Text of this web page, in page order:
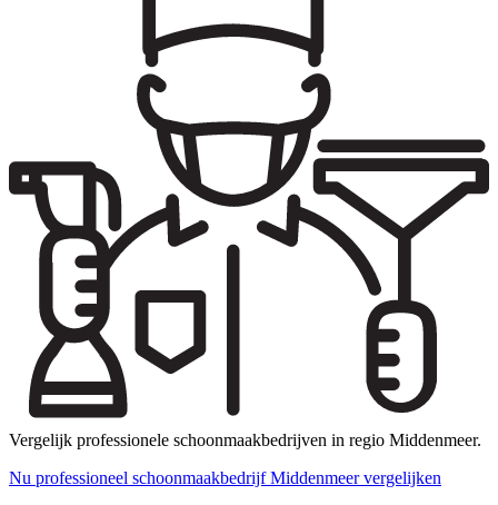
Vergelijk professionele schoonmaakbedrijven in regio Middenmeer.
Nu professioneel schoonmaakbedrijf Middenmeer vergelijken